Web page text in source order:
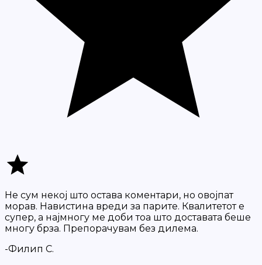
Не сум некој што остава коментари, но овојпат
морав. Навистина вреди за парите. Квалитетот е
супер, а најмногу ме доби тоа што доставата беше
многу брза. Препорачувам без дилема.
-Филип С.